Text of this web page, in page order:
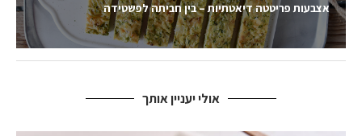
אצבעות פריטטה דיאטתיות – בין חביתה לפשטידה
אולי יעניין אותך